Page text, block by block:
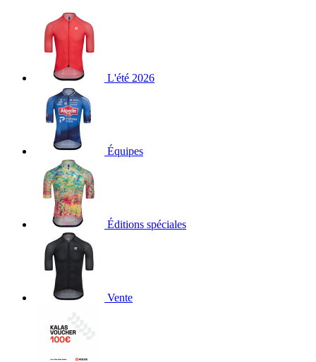
L'été 2026
Équipes
Éditions spéciales
Vente